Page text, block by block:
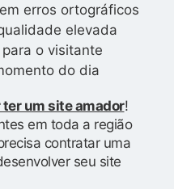
erros ortográficos
elevada
o visitante
do dia
ter um site amador!
em toda a região
contratar uma
seu site